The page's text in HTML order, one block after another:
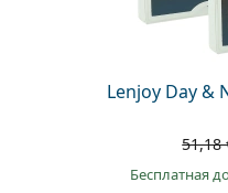
Lenjoy Day &
51,18
Бесплатная